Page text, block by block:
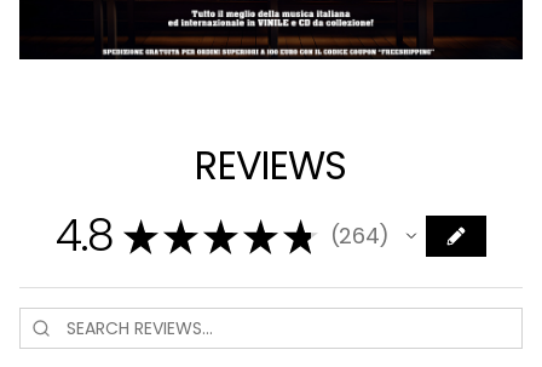
REVIEWS
4.8 ★★★★★ 264
264